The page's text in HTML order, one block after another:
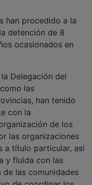
procedido a la
detención de 8
ocasionados en
Delegación del
las
han tenido
con la
de los
las organizaciones
a título particular, así
y fluida con las
las comunidades